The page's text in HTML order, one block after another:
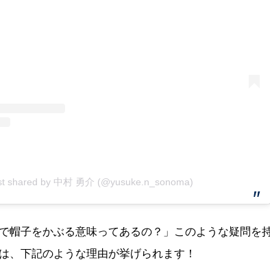
shared by 中村 勇介 (@yusuke.n_sonoma)
帽子をかぶる意味ってあるの？」このような疑問
、下記のような理由が挙げられます！